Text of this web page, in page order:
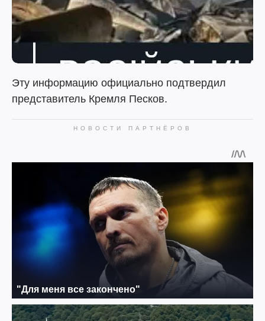
Эту информацию официально подтвердил
представитель Кремля Песков.